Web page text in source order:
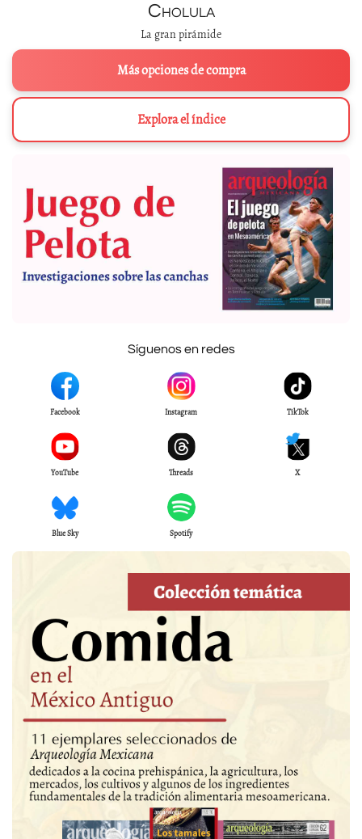
Cholula
La gran pirámide
Más opciones de compra
Explora el índice
Síguenos en redes
Facebook Instagram TikTok
YouTube Threads X
Blue Sky Spotify